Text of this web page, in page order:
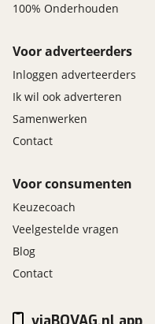
100% Onderhouden
Voor adverteerders
Inloggen adverteerders
Ik wil ook adverteren
Samenwerken
Contact
Voor consumenten
Keuzecoach
Veelgestelde vragen
Blog
Contact